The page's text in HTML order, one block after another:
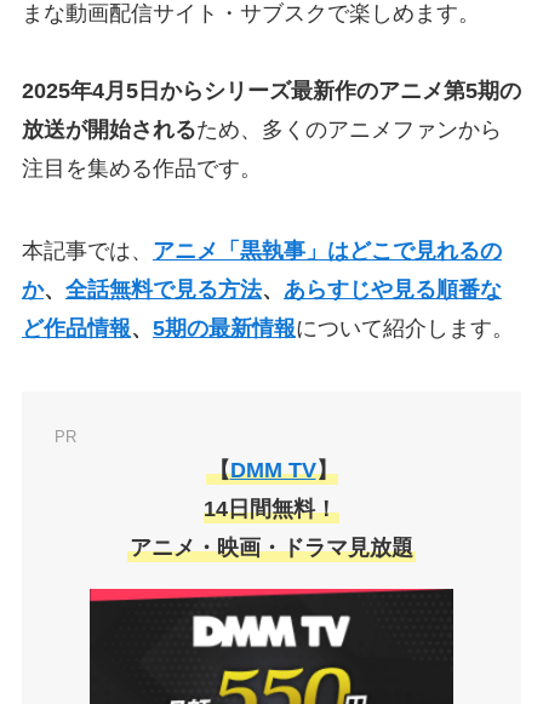
まな動画配信サイト・サブスクで楽しめます。
2025年4月5日からシリーズ最新作のアニメ第5期の
放送が開始されるため、多くのアニメファンから
注目を集める作品です。
本記事では、 アニメ「黒執事」はどこで見れるの
か、 全話無料で見る方法、 あらすじや見る順番な
ど作品情報、 5期の最新情報について紹介します。
PR
【DMM TV】
14日間無料！
アニメ・映画・ドラマ見放題